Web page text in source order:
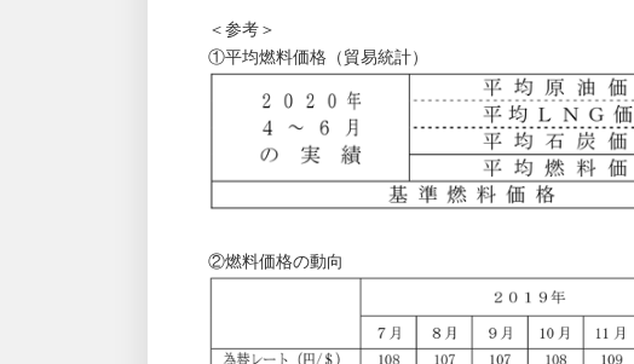
＜参考＞
①平均燃料価格（貿易統計）
②燃料価格の動向